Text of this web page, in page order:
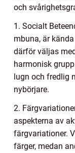
och
1. Socialt
mbuna, är
därför väljas
harmonisk
lugn och fredlig
nybörjare.
2.
aspekterna av
färgvariationer.
färger, medan